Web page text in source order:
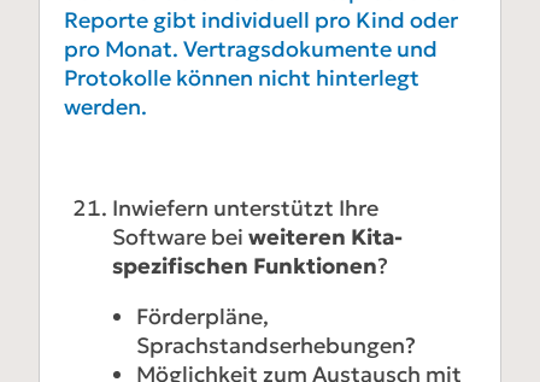
Reporte gibt individuell pro Kind oder
pro Monat. Vertragsdokumente und
Protokolle können nicht hinterlegt
werden.
Inwiefern unterstützt Ihre
Software bei weiteren Kita-
spezifischen Funktionen?
Förderpläne,
Sprachstandserhebungen?
Möglichkeit zum Austausch mit